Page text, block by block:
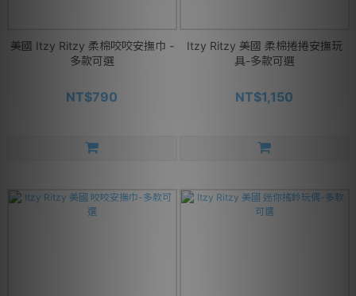
美國 Itzy Ritzy 柔棉咬咬安撫巾 -
多款可選
NT$790
Itzy Ritzy 美國 柔棉捲捲安撫玩
具-多款可選
NT$1,150